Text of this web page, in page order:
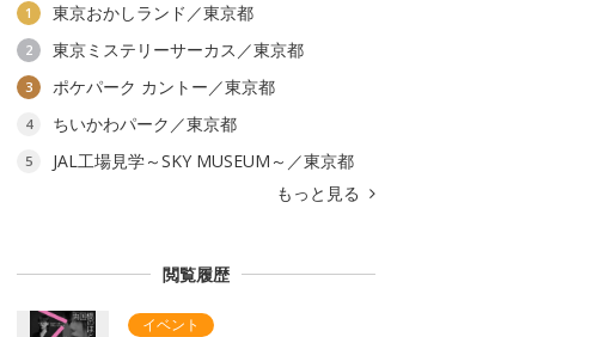
1 東京おかしランド／東京都
2 東京ミステリーサーカス／東京都
3 ポケパーク カントー／東京都
4 ちいかわパーク／東京都
5
JAL工場見学～SKY MUSEUM～／東京都
もっと見る
閲覧履歴